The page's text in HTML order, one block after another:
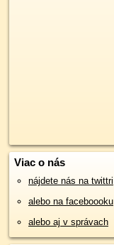
Viac o nás
nájdete nás na twittri
alebo na faceboooku
alebo aj v správach